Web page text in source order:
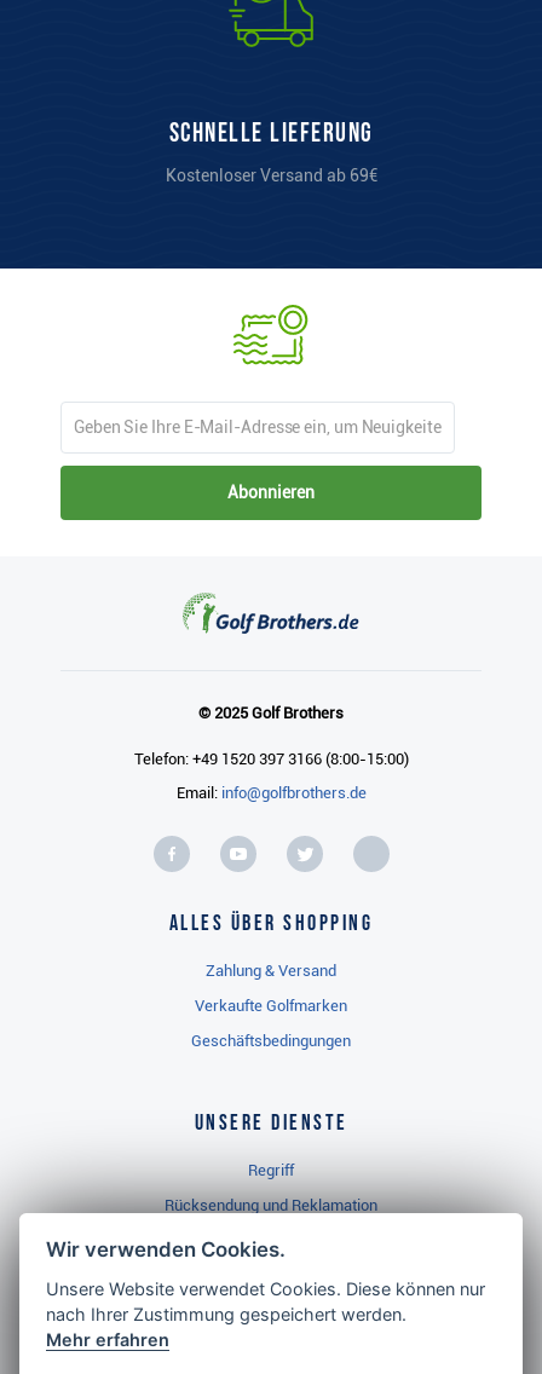
Schnelle Lieferung
Kostenloser Versand ab 69€
Abonnieren
© 2025 Golf Brothers
Telefon: +49 1520 397 3166 (8:00-15:00)
Email: info@golfbrothers.de
Alles über Shopping
Zahlung & Versand
Verkaufte Golfmarken
Geschäftsbedingungen
Unsere Dienste
Regriff
Rücksendung und Reklamation
Widerrufsbelehrung
Golf Brothers.de
Wir verwenden Cookies.
Unsere Website verwendet Cookies. Diese können nur
nach Ihrer Zustimmung gespeichert werden.
Mehr erfahren